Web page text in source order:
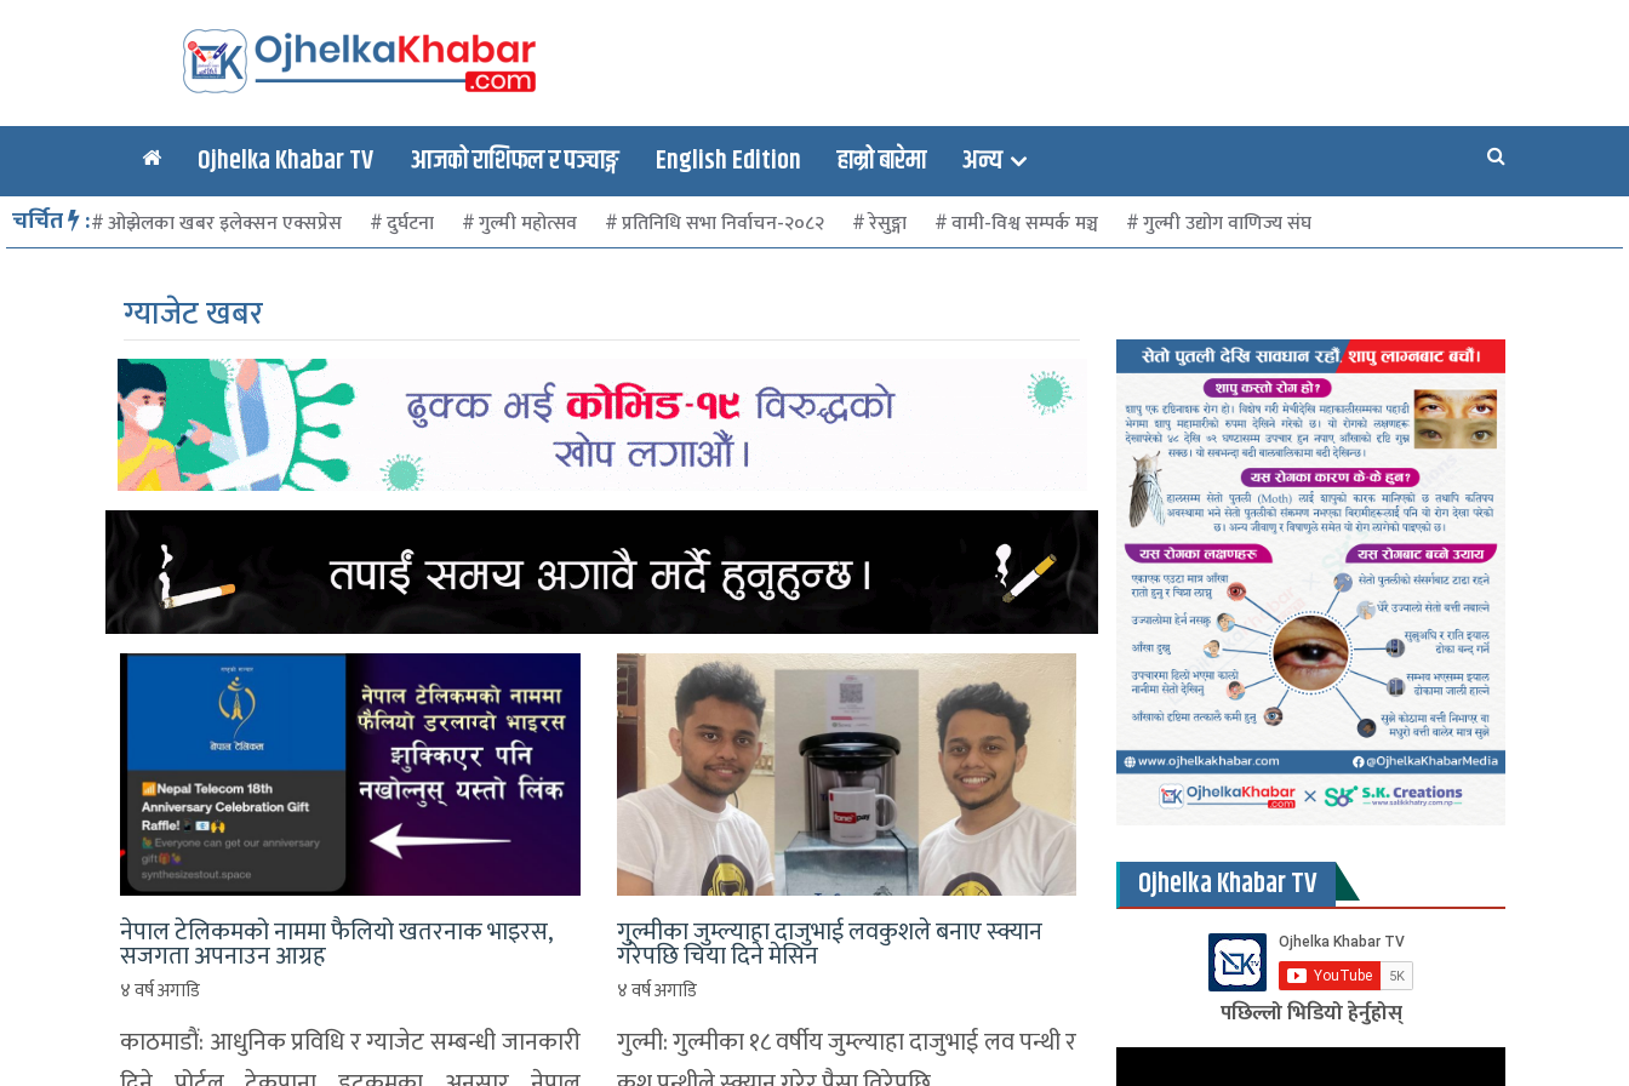
Ojhelka Khabar TV आजको राशिफल र पञ्चाङ्ग English Edition हाम्रो बारेमा अन्य
चर्चित : ओझेलका खबर इलेक्सन एक्सप्रेस दुर्घटना गुल्मी महोत्सव प्रतिनिधि सभा निर्वाचन-२०८२ रेसुङ्गा वामी-विश्व सम्पर्क मञ्च गुल्मी उद्योग वाणिज्य संघ
ग्याजेट खबर
नेपाल टेलिकमको नाममा फैलियो खतरनाक भाइरस,
सजगता अपनाउन आग्रह
४ वर्ष अगाडि
काठमाडाैं: आधुनिक प्रविधि र ग्याजेट सम्बन्धी जानकारी
गुल्मीका जुम्ल्याहा दाजुभाई लवकुशले बनाए स्क्यान
गरेपछि चिया दिने मेसिन
४ वर्ष अगाडि
गुल्मी: गुल्मीका १८ वर्षीय जुम्ल्याहा दाजुभाई लव पन्थी र
Ojhelka Khabar TV
पछिल्लो भिडियो हेर्नुहोस्